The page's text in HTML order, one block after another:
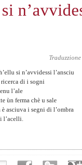
si n’avvidessi l’ansciu
ricerca di i sogni
l’ale
ùn ferma chè u sale
asciuva i segni di l’ombra
l’acelli.